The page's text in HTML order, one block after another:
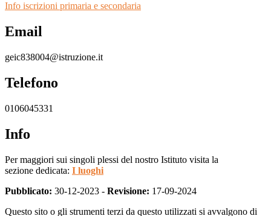
Info iscrizioni primaria e secondaria
Email
geic838004@istruzione.it
Telefono
0106045331
Info
Per maggiori sui singoli plessi del nostro Istituto visita la
sezione dedicata: I luoghi
Pubblicato: 30-12-2023 - Revisione: 17-09-2024
Questo sito o gli strumenti terzi da questo utilizzati si avvalgono di